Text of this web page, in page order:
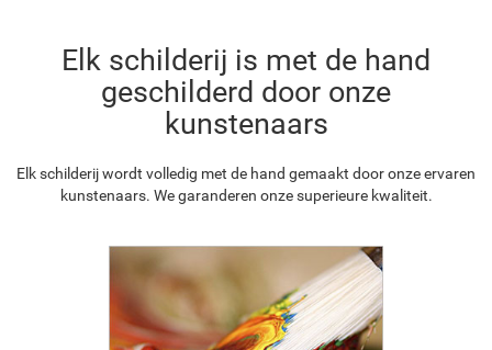
Elk schilderij is met de hand
geschilderd door onze
kunstenaars
Elk schilderij wordt volledig met de hand gemaakt door onze ervaren
kunstenaars. We garanderen onze superieure kwaliteit.